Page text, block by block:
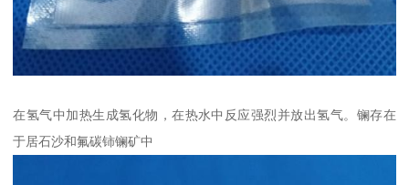
在氢气中加热生成氢化物，在热水中反应强烈并放出氢气。镧存在
于居石沙和氟碳铈镧矿中